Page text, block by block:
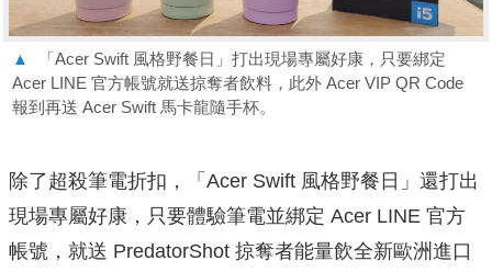
▲
「Acer Swift 風格野餐日」打出現場專屬好康，只要綁定
Acer LINE 官方帳號就送掠奪者飲料，此外 Acer VIP QR Code
報到再送 Acer Swift 馬卡龍隨手杯。
除了超殺筆電折扣，「Acer Swift 風格野餐日」還打出
現場專屬好康，只要體驗筆電並綁定 Acer LINE 官方
帳號，就送 PredatorShot 掠奪者能量飲全新歐洲進口